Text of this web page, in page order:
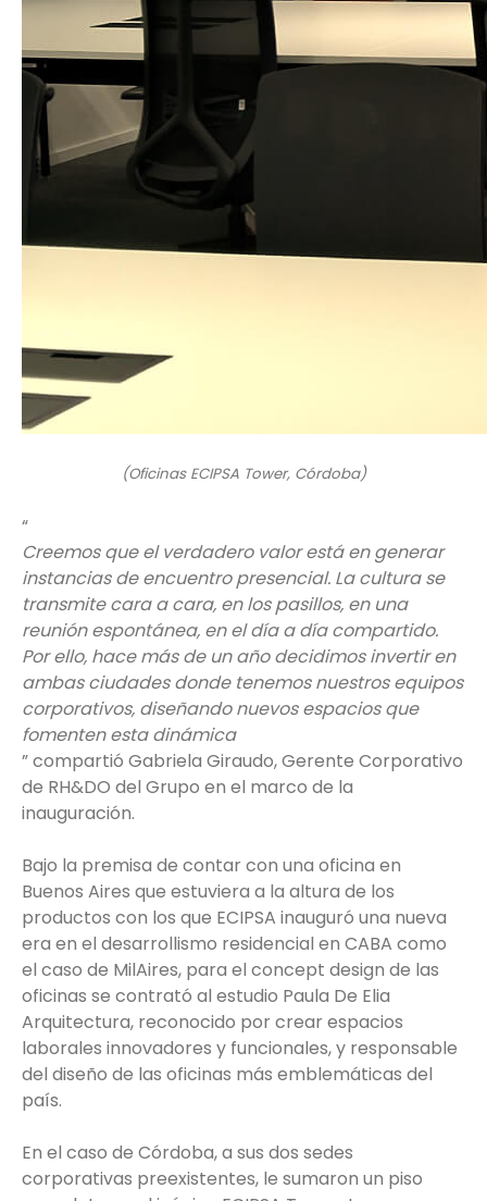
(Oficinas ECIPSA Tower, Córdoba)
“
Creemos que el verdadero valor está en generar
instancias de encuentro presencial. La cultura se
transmite cara a cara, en los pasillos, en una
reunión espontánea, en el día a día compartido.
Por ello, hace más de un año decidimos invertir en
ambas ciudades donde tenemos nuestros equipos
corporativos, diseñando nuevos espacios que
fomenten esta dinámica
” compartió Gabriela Giraudo, Gerente Corporativo
de RH&DO del Grupo en el marco de la
inauguración.
Bajo la premisa de contar con una oficina en
Buenos Aires que estuviera a la altura de los
productos con los que ECIPSA inauguró una nueva
era en el desarrollismo residencial en CABA como
el caso de MilAires, para el concept design de las
oficinas se contrató al estudio Paula De Elia
Arquitectura, reconocido por crear espacios
laborales innovadores y funcionales, y responsable
del diseño de las oficinas más emblemáticas del
país.
En el caso de Córdoba, a sus dos sedes
corporativas preexistentes, le sumaron un piso